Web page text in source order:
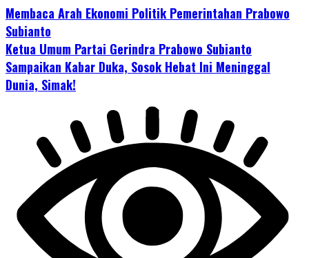
Membaca Arah Ekonomi Politik Pemerintahan Prabowo
Subianto
Ketua Umum Partai Gerindra Prabowo Subianto
Sampaikan Kabar Duka, Sosok Hebat Ini Meninggal
Dunia, Simak!